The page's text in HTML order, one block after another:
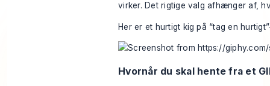
virker. Det rigtige valg afhænger af,
Her er et hurtigt kig på “tag en
Hvornår du skal hente fra et